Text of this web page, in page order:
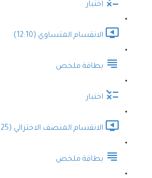
اختبار
الانقسام المتساوي (12:10)
بطاقة ملخص
اختبار
الانقسام المنصف الاختزالي (9:25)
بطاقة ملخص